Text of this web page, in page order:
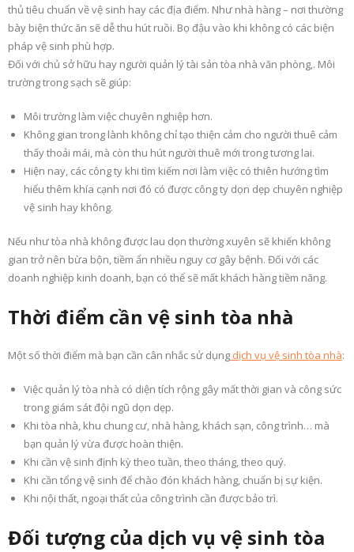
thủ tiêu chuẩn về vệ sinh hay các địa điểm. Như nhà hàng – nơi thường
bày biện thức ăn sẽ dễ thu hút ruồi. Bọ đậu vào khi không có các biện
pháp vệ sinh phù hợp.
Đối với chủ sở hữu hay người quản lý tài sản tòa nhà văn phòng,. Môi
trường trong sạch sẽ giúp:
Môi trường làm việc chuyên nghiệp hơn.
Không gian trong lành không chỉ tạo thiện cảm cho người thuê cảm
thấy thoải mái, mà còn thu hút người thuê mới trong tương lai.
Hiện nay, các công ty khi tìm kiếm nơi làm việc có thiên hướng tìm
hiểu thêm khía cạnh nơi đó có được công ty dọn dẹp chuyên nghiệp
vệ sinh hay không.
Nếu như tòa nhà không được lau dọn thường xuyên sẽ khiến không
gian trở nên bừa bộn, tiềm ẩn nhiều nguy cơ gây bệnh. Đối với các
doanh nghiệp kinh doanh, bạn có thể sẽ mất khách hàng tiềm năng.
Thời điểm cần vệ sinh tòa nhà
Một số thời điểm mà bạn cần cân nhắc sử dụng dịch vụ vệ sinh tòa nhà:
Việc quản lý tòa nhà có diện tích rộng gây mất thời gian và công sức
trong giám sát đội ngũ dọn dẹp.
Khi tòa nhà, khu chung cư, nhà hàng, khách sạn, công trình… mà
bạn quản lý vừa được hoàn thiện.
Khi cần vệ sinh định kỳ theo tuần, theo tháng, theo quý.
Khi cần tổng vệ sinh để chào đón khách hàng, chuẩn bị sự kiện.
Khi nội thất, ngoại thất của công trình cần được bảo trì.
Đối tượng của dịch vụ vệ sinh tòa